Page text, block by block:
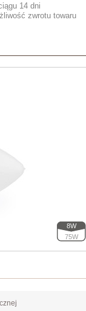
14 dni
zwrotu towaru
8W
75W